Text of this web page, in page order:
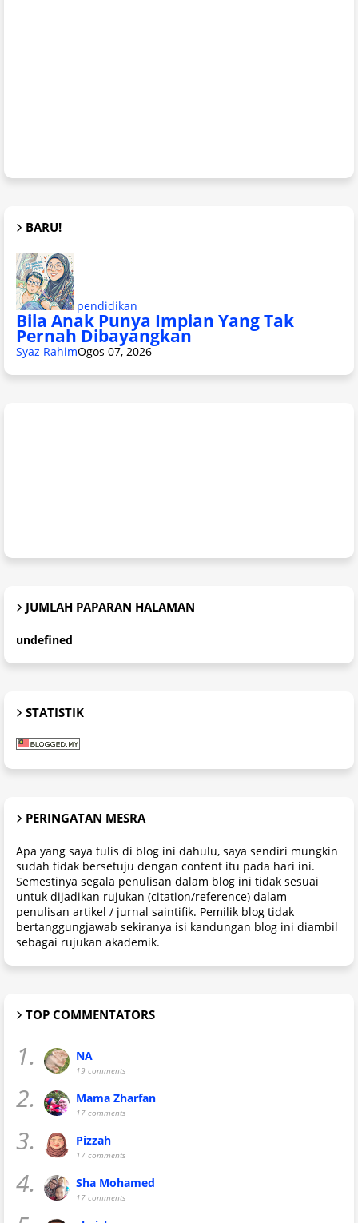
BARU!
pendidikan
Bila Anak Punya Impian Yang Tak
Pernah Dibayangkan
Syaz RahimOgos 07, 2026
JUMLAH PAPARAN HALAMAN
undefned
STATISTIK
PERINGATAN MESRA
Apa yang saya tulis di blog ini dahulu, saya sendiri mungkin
sudah tidak bersetuju dengan content itu pada hari ini.
Semestinya segala penulisan dalam blog ini tidak sesuai
untuk dijadikan rujukan (citation/reference) dalam
penulisan artikel / jurnal saintifik. Pemilik blog tidak
bertanggungjawab sekiranya isi kandungan blog ini diambil
sebagai rujukan akademik.
TOP COMMENTATORS
1. NA
19 comments
2. Mama Zharfan
17 comments
3. Pizzah
17 comments
4. Sha Mohamed
17 comments